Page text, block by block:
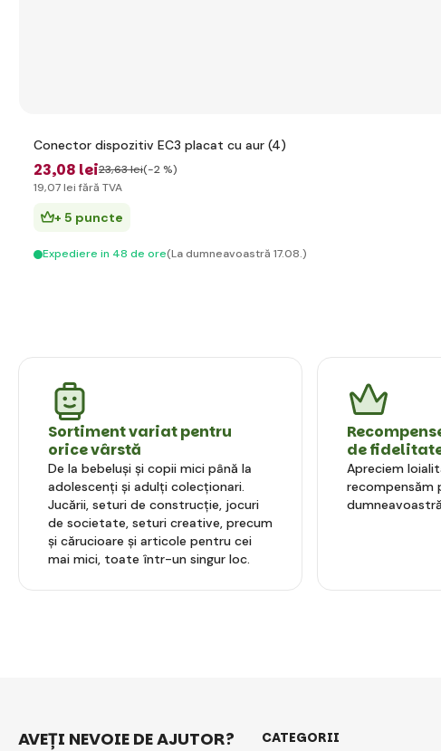
Conector dispozitiv EC3 placat cu aur (4)
23,08 lei23,63 lei(-2 %)
19,07 lei fără TVA
+ 5 puncte
Expediere in 48 de ore(La dumneavoastră 17.08.)
Sortiment variat pentru
orice vârstă
De la bebeluși și copii mici până la
adolescenți și adulți colecționari.
Jucării, seturi de construcție, jocuri
de societate, seturi creative, precum
și cărucioare și articole pentru cei
mai mici, toate într-un singur loc.
de
Apreciem
recompensăm
AVEȚI NEVOIE DE AJUTOR? CATEGORII